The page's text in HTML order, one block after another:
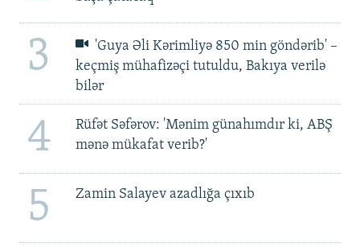
3
'Guya Əli Kərimliyə 850 min göndərib' –
keçmiş mühafizəçi tutuldu, Bakıya verilə
bilər
4
Rüfət Səfərov: 'Mənim günahımdır ki, ABŞ
mənə mükafat verib?'
5 Zamin Salayev azadlığa çıxıb